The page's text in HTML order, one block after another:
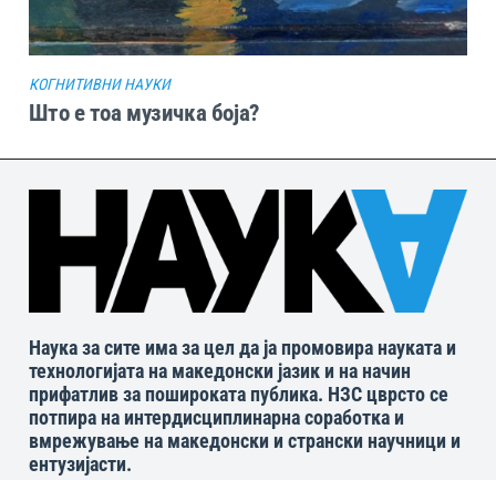
КОГНИТИВНИ НАУКИ
Што е тоа музичка боја?
Наука за сите има за цел да ја промовира науката и
технологијата на македонски јазик и на начин
прифатлив за пошироката публика. НЗС цврсто се
потпира на интердисциплинарна соработка и
вмрежување на македонски и странски научници и
ентузијасти.